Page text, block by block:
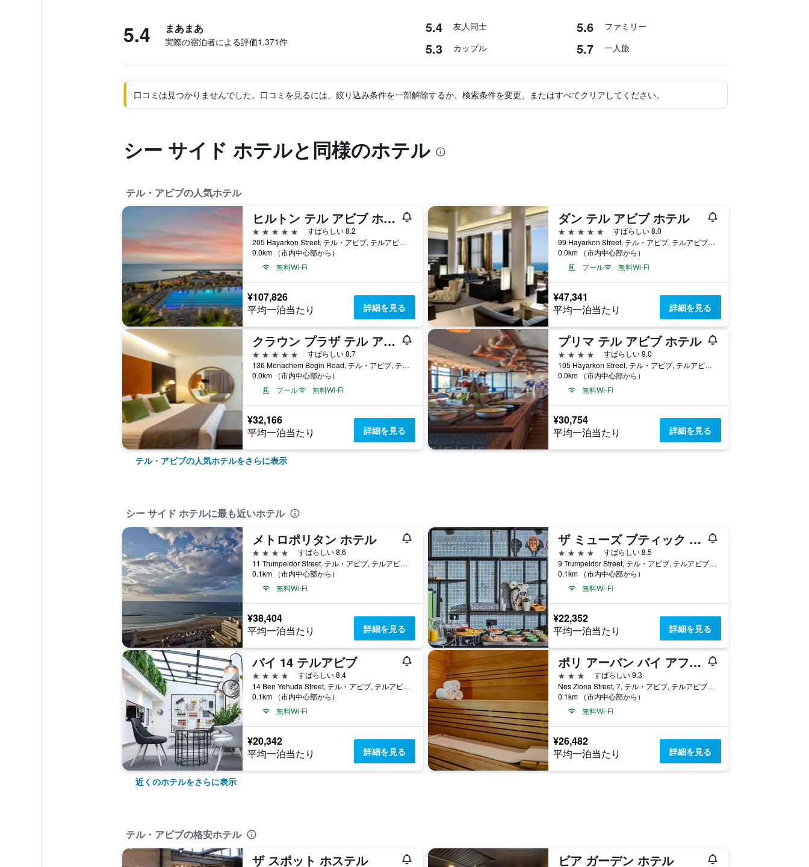
5.4 まあまあ
実際の宿泊者による評価1,371​件
5.4 友人同士 5.6 ファミリー
5.3 カップル 5.7 一人旅
口コミは見つかりませんでした。口コミを見るには、絞り込み条件を一部解除するか、検索条件を変更、またはすべてクリアしてください。
シー サイド ホテルと同様のホテル
テル・アビブの人気ホテル
ヒルトン テル アビブ ホテル
5つ星
すばらしい 8.2
205 Hayarkon Street, テル・アビブ, テルアビブ・メトロポリタンエリア（グシュ・ダン）, イスラエル
0.0km （市内中心部から）
無料Wi-Fi
¥107,826
平均一泊当たり 詳細を見る
ダン テル アビブ ホテル
5つ星
すばらしい 8.0
99 Hayarkon Street, テル・アビブ, テルアビブ・メトロポリタンエリア（グシュ・ダン）, イスラエル
0.0km （市内中心部から）
プール
無料Wi-Fi
¥47,341
平均一泊当たり 詳細を見る
クラウン プラザ テル アビブ シティセンター
5つ星
すばらしい 8.7
136 Menachem Begin Road, テル・アビブ, テルアビブ・メトロポリタンエリア（グシュ・ダン）, イスラエル
0.0km （市内中心部から）
プール
無料Wi-Fi
¥32,166
平均一泊当たり 詳細を見る
プリマ テル アビブ ホテル
4つ星
すばらしい 9.0
105 Hayarkon Street, テル・アビブ, テルアビブ・メトロポリタンエリア（グシュ・ダン）, イスラエル
0.0km （市内中心部から）
無料Wi-Fi
¥30,754
平均一泊当たり 詳細を見る
テル・アビブの人気ホテルをさらに表示
シー サイド ホテルに最も近いホテル
メトロポリタン ホテル
4つ星
すばらしい 8.6
11 Trumpeldor Street, テル・アビブ, テルアビブ・メトロポリタンエリア（グシュ・ダン）, イスラエル
0.1km （市内中心部から）
無料Wi-Fi
¥38,404
平均一泊当たり 詳細を見る
ザ ミューズ ブティック ホテル テル アビブ
4つ星
すばらしい 8.5
9 Trumpeldor Street, テル・アビブ, テルアビブ・メトロポリタンエリア（グシュ・ダン）, イスラエル
0.1km （市内中心部から）
無料Wi-Fi
¥22,352
平均一泊当たり 詳細を見る
バイ 14 テルアビブ
4つ星
すばらしい 8.4
14 Ben Yehuda Street, テル・アビブ, テルアビブ・メトロポリタンエリア（グシュ・ダン）, イスラエル
0.1km （市内中心部から）
無料Wi-Fi
¥20,342
平均一泊当たり 詳細を見る
ポリ アーバン バイ アフィ ホテルズ
3つ星
すばらしい 9.3
Nes Ziona Street, 7, テル・アビブ, テルアビブ・メトロポリタンエリア（グシュ・ダン）, イスラエル
0.1km （市内中心部から）
無料Wi-Fi
¥26,482
平均一泊当たり 詳細を見る
近くのホテルをさらに表示
テル・アビブの格安ホテル
ザ スポット ホステル ビア ガーデン ホテル